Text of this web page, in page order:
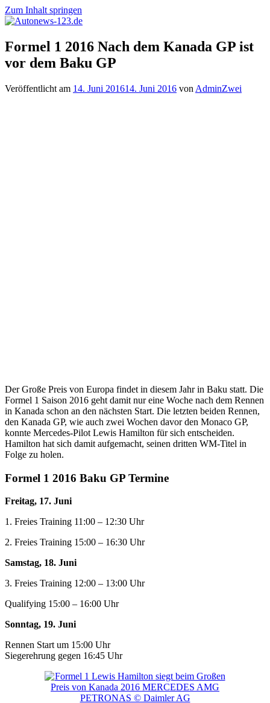
Zum Inhalt springen
Autonews-
123.de
Autonews
mit
Charme
Formel 1 2016 Nach dem Kanada GP ist
vor dem Baku GP
Veröffentlicht am 14. Juni 201614. Juni 2016 von AdminZwei
Der Große Preis von Europa findet in diesem Jahr in Baku statt. Die
Formel 1 Saison 2016 geht damit nur eine Woche nach dem Rennen
in Kanada schon an den nächsten Start. Die letzten beiden Rennen,
den Kanada GP, wie auch zwei Wochen davor den Monaco GP,
konnte Mercedes-Pilot Lewis Hamilton für sich entscheiden.
Hamilton hat sich damit aufgemacht, seinen dritten WM-Titel in
Folge zu holen.
Formel 1 2016 Baku GP Termine
Freitag, 17. Juni
1. Freies Training 11:00 – 12:30 Uhr
2. Freies Training 15:00 – 16:30 Uhr
Samstag, 18. Juni
3. Freies Training 12:00 – 13:00 Uhr
Qualifying 15:00 – 16:00 Uhr
Sonntag, 19. Juni
Rennen Start um 15:00 Uhr
Siegerehrung gegen 16:45 Uhr